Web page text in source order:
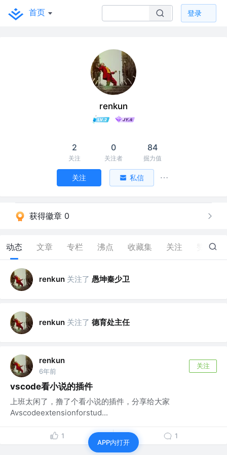
首页 登录
renkun
2
关注
0
关注者
84
掘力值
关注 私信
获得徽章 0
动态 文章 专栏 沸点 收藏集 关注 2
renkun 关注了 愚坤秦少卫
renkun 关注了 德育处主任
renkun
6年前
关注
vscode看小说的插件
上班太闲了，撸了个看小说的插件，分享给大家
Avscodeextensionforstud...
1 1
APP内打开